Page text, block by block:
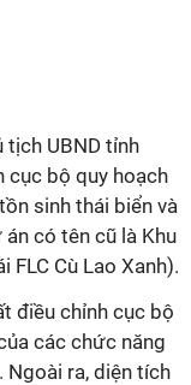
tịch UBND tỉnh
cục bộ quy hoạch
sinh thái biển và
có tên cũ là Khu
Cù Lao Xanh).
điều chỉnh cục bộ
các chức năng
ra, diện tích